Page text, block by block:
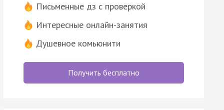
Письменные дз с проверкой
Интересные онлайн-занятия
Душевное комьюнити
Получить бесплатно